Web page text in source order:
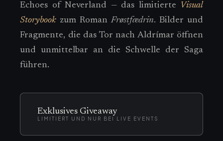
Echoes of Neverland — das limitierte
Visual
Storybook zum Roman Frøstfædrin. Bilder und
Fragmente, die das Tor nach Aldrímar öffnen
und unmittelbar an die Schwelle der Saga
führen.
Exklusives Giveaway
LIMITIERT UND NUR BEI LIVE EVENTS